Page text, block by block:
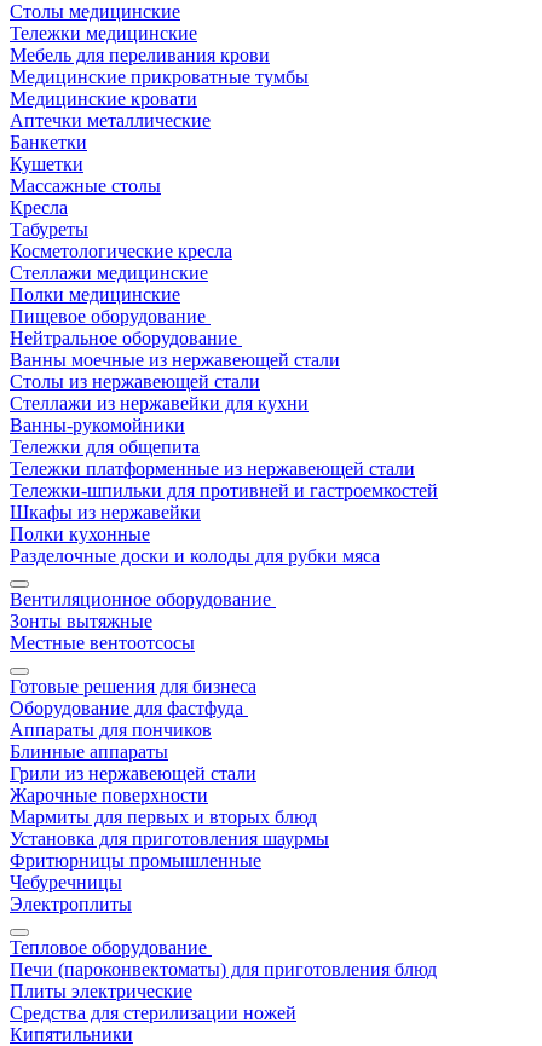
Столы медицинские
Тележки медицинские
Мебель для переливания крови
Медицинские прикроватные тумбы
Медицинские кровати
Аптечки металлические
Банкетки
Кушетки
Массажные столы
Кресла
Табуреты
Косметологические кресла
Стеллажи медицинские
Полки медицинские
Пищевое оборудование
Нейтральное оборудование
Ванны моечные из нержавеющей стали
Столы из нержавеющей стали
Стеллажи из нержавейки для кухни
Ванны-рукомойники
Тележки для общепита
Тележки платформенные из нержавеющей стали
Тележки-шпильки для противней и гастроемкостей
Шкафы из нержавейки
Полки кухонные
Разделочные доски и колоды для рубки мяса
Вентиляционное оборудование
Зонты вытяжные
Местные вентоотсосы
Готовые решения для бизнеса
Оборудование для фастфуда
Аппараты для пончиков
Блинные аппараты
Грили из нержавеющей стали
Жарочные поверхности
Мармиты для первых и вторых блюд
Установка для приготовления шаурмы
Фритюрницы промышленные
Чебуречницы
Электроплиты
Тепловое оборудование
Печи (пароконвектоматы) для приготовления блюд
Плиты электрические
Средства для стерилизации ножей
Кипятильники